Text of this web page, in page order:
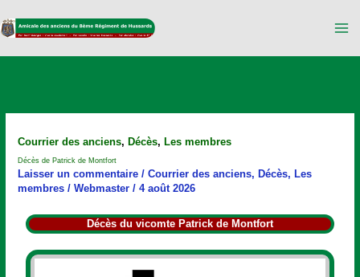
au
contenu
Courrier des anciens, Décès, Les membres
Décès de Patrick de Montfort
Laisser un commentaire /Courrier des anciens, Décès, Les
membres /Webmaster/4 août 2026
Décès du vicomte Patrick de Montfort
Décès
de
Patrick
de
Montfort